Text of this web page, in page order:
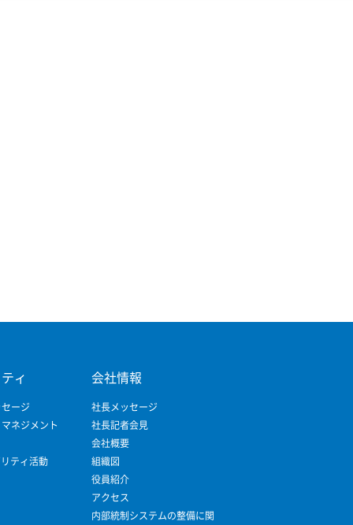
ィ
ージ
ネジメント
ティ活動
会社情報
社長メッセージ
社長記者会見
会社概要
組織図
役員紹介
アクセス
内部統制システムの整備に関